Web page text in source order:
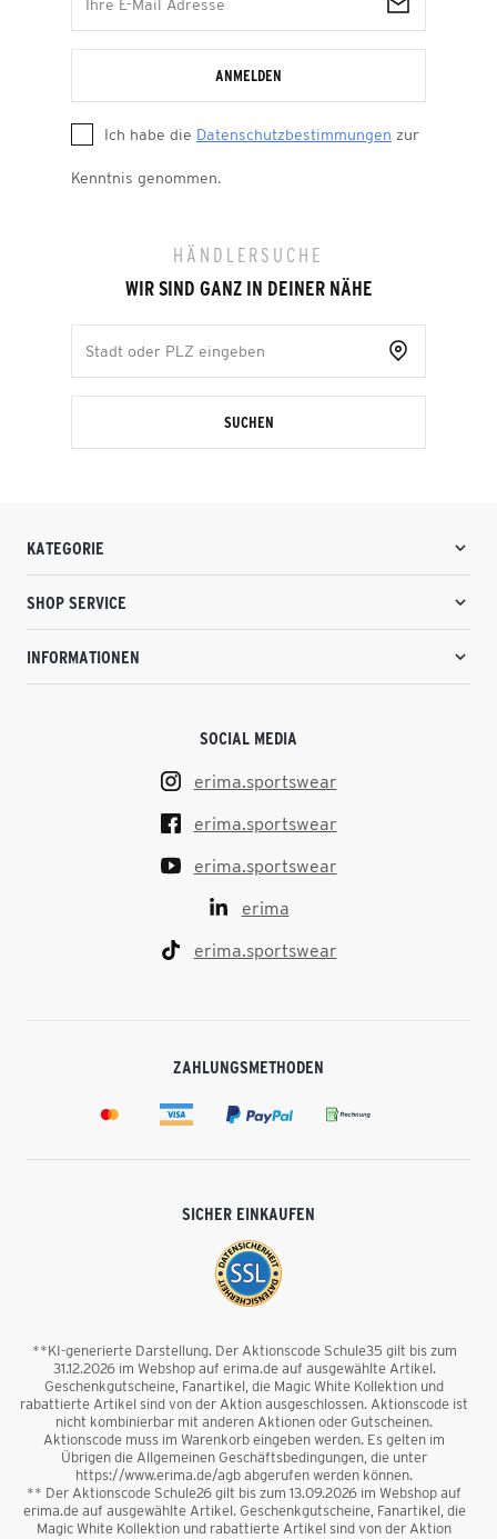
ANMELDEN
Ich habe die Datenschutzbestimmungen zur
Kenntnis genommen.
HÄNDLERSUCHE
WIR SIND GANZ IN DEINER NÄHE
SUCHEN
KATEGORIE
SHOP SERVICE
INFORMATIONEN
SOCIAL MEDIA
erima.sportswear
erima.sportswear
erima.sportswear
erima
erima.sportswear
ZAHLUNGSMETHODEN
SICHER EINKAUFEN
**KI-generierte Darstellung. Der Aktionscode Schule35 gilt bis zum
31.12.2026 im Webshop auf erima.de auf ausgewählte Artikel.
Geschenkgutscheine, Fanartikel, die Magic White Kollektion und
rabattierte Artikel sind von der Aktion ausgeschlossen. Aktionscode ist
nicht kombinierbar mit anderen Aktionen oder Gutscheinen.
Aktionscode muss im Warenkorb eingeben werden. Es gelten im
Übrigen die Allgemeinen Geschäftsbedingungen, die unter
https://www.erima.de/agb abgerufen werden können.
** Der Aktionscode Schule26 gilt bis zum 13.09.2026 im Webshop auf
erima.de auf ausgewählte Artikel. Geschenkgutscheine, Fanartikel, die
Magic White Kollektion und rabattierte Artikel sind von der Aktion